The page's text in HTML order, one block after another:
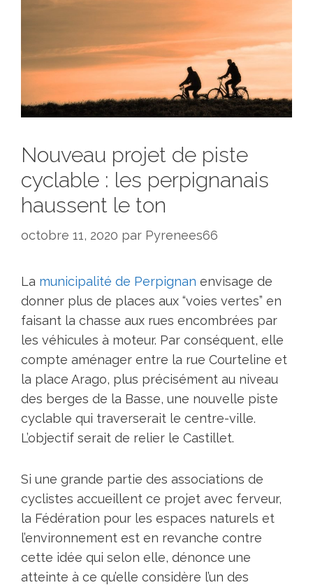
Nouveau projet de piste
cyclable : les perpignanais
haussent le ton
octobre 11, 2020 par Pyrenees66
La municipalité de Perpignan envisage de
donner plus de places aux “voies vertes” en
faisant la chasse aux rues encombrées par
les véhicules à moteur. Par conséquent, elle
compte aménager entre la rue Courteline et
la place Arago, plus précisément au niveau
des berges de la Basse, une nouvelle piste
cyclable qui traverserait le centre-ville.
L’objectif serait de relier le Castillet.
Si une grande partie des associations de
cyclistes accueillent ce projet avec ferveur,
la Fédération pour les espaces naturels et
l’environnement est en revanche contre
cette idée qui selon elle, dénonce une
atteinte à ce qu’elle considère l’un des